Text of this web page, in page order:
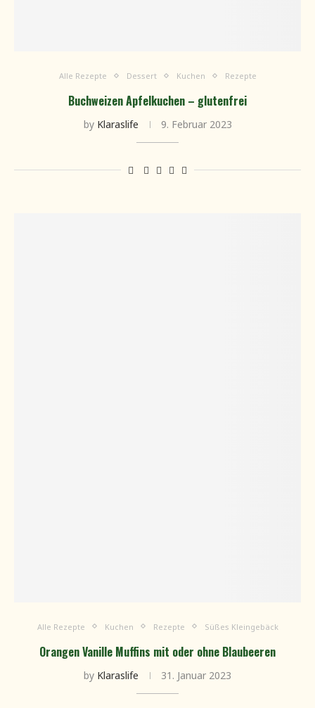
Alle Rezepte Dessert Kuchen Rezepte
Buchweizen Apfelkuchen – glutenfrei
by Klaraslife 9. Februar 2023
Alle Rezepte Kuchen Rezepte Süßes Kleingebäck
Orangen Vanille Muffins mit oder ohne Blaubeeren
by Klaraslife 31. Januar 2023